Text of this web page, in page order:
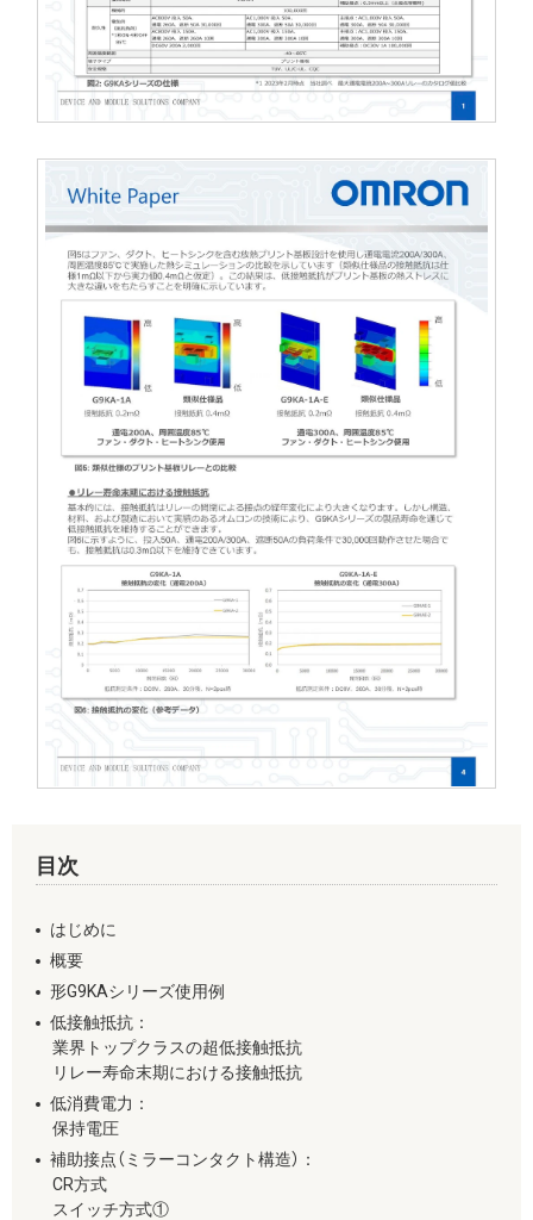
目次
はじめに
概要
形G9KAシリーズ使⽤例
低接触抵抗：
業界トップクラスの超低接触抵抗
リレー寿命末期における接触抵抗
低消費電力：
保持電圧
補助接点（ミラーコンタクト構造）：
CR⽅式
スイッチ⽅式①